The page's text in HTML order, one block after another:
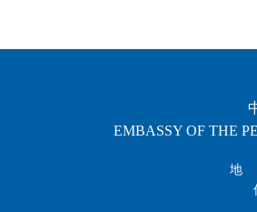
EMBASSY OF THE
地